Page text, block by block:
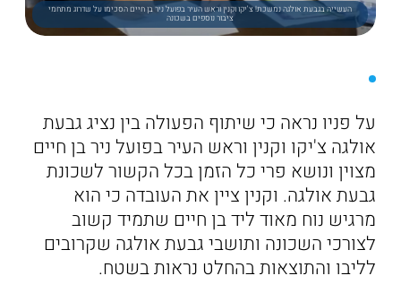
העשייה בגבעת אולגה נמשכת! צ'יקו וקנין וראש העיר בפועל ניר בן חיים הסכימו על שדרוג מתחמי
ציבור נוספים בשכונה
על פניו נראה כי שיתוף הפעולה בין נציג גבעת
אולגה צ'יקו וקנין וראש העיר בפועל ניר בן חיים
מצוין ונושא פרי כל הזמן בכל הקשור לשכונת
גבעת אולגה. וקנין ציין את העובדה כי הוא
מרגיש נוח מאוד ליד בן חיים שתמיד קשוב
לצורכי השכונה ותושבי גבעת אולגה שקרובים
לליבו והתוצאות בהחלט נראות בשטח.